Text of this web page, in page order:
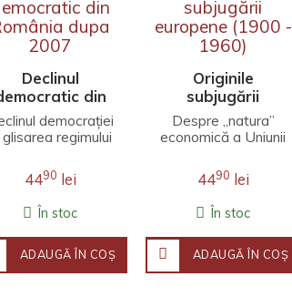
Declinul
din
dupa
2007
democrației
glisarea regimului
autoritarism în
care a urm..
4490 lei
În stoc
ADAUGĂ ÎN COŞ
Originile
subjugării
europene (1900 -
1960)
Despre „natura”
economică a Uniunii
odată cu epoca
imperialistă, nu
există dubii. ..
4490 lei
În stoc
ADAUGĂ ÎN COŞ